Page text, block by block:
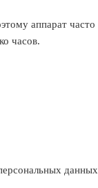
аппарат часто
часов.
данных